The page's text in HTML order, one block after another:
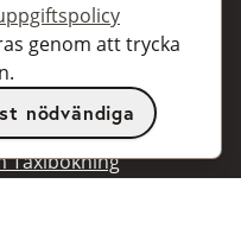
taxibolag
för
för utvecklare
Taxibokning
genom att trycka
nödvändiga